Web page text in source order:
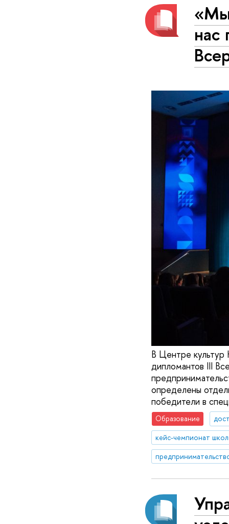
«Мы
нас
В Центре
дипломантов III
определены
победители в
Образование